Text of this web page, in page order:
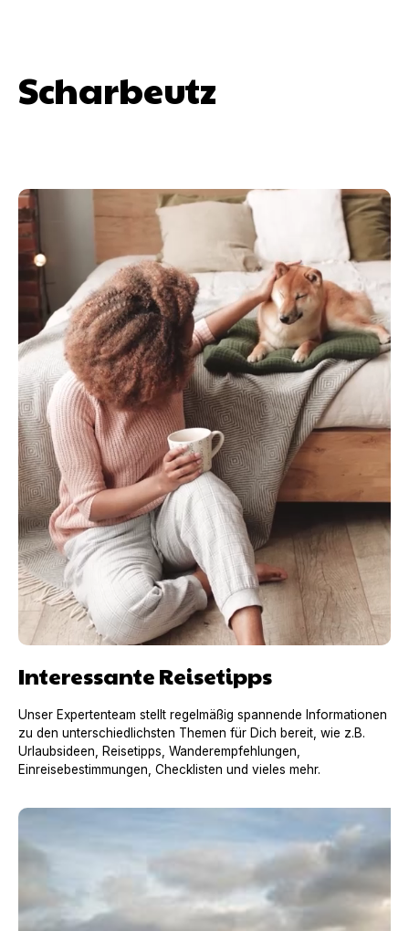
Scharbeutz
Interessante Reisetipps
Unser Expertenteam stellt regelmäßig spannende Informationen
zu den unterschiedlichsten Themen für Dich bereit, wie z.B.
Urlaubsideen, Reisetipps, Wanderempfehlungen,
Einreisebestimmungen, Checklisten und vieles mehr.
Urlaub mit Hund in Frankreich